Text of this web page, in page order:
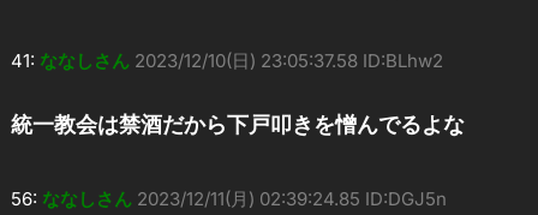
41: ななしさん 2023/12/10(日) 23:05:37.58 ID:BLhw2
統一教会は禁酒だから下戸叩きを憎んでるよな
56: ななしさん 2023/12/11(月) 02:39:24.85 ID:DGJ5n